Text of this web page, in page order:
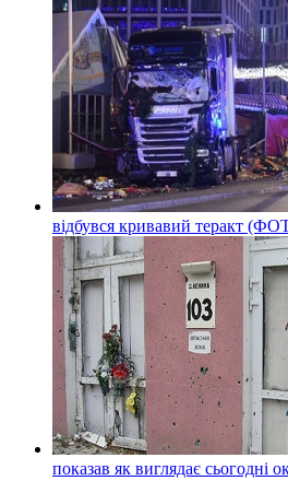
відбувся кривавий теракт
показав як виглядає сьогодні